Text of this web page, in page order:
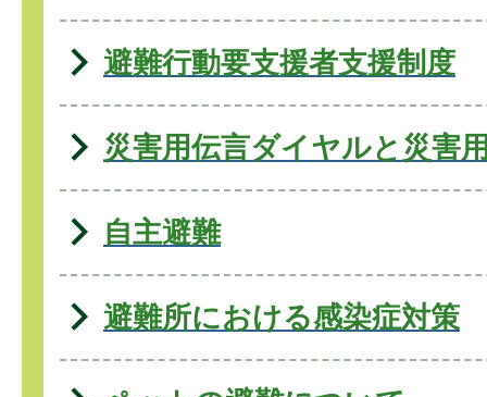
避難行動要支援者支援制度
災害用伝言ダイヤルと災害
自主避難
避難所における感染症対策